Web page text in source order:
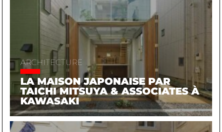
ARCHITECTURE
LA MAISON JAPONAISE PAR
TAICHI MITSUYA & ASSOCIATES À
KAWASAKI